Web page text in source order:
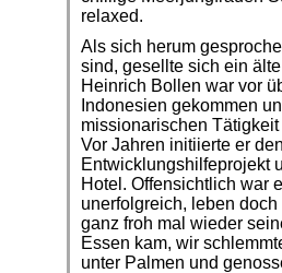
relaxed.
Als sich herum
sind, gesellte sich ein
Heinrich Bollen war vor
Indonesien gekommen
missionarischen
Vor Jahren initiierte er
Entwicklungshilfeprojekt
Hotel. Offensichtlich war
unerfolgreich, leben
ganz froh mal wieder
Essen kam, wir
unter Palmen und